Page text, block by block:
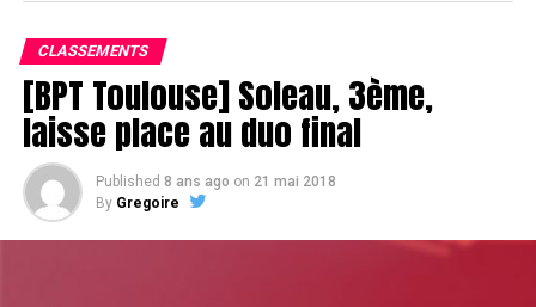
CLASSEMENTS
[BPT Toulouse] Soleau, 3ème,
laisse place au duo final
Published 8 ans ago on 21 mai 2018
By Gregoire